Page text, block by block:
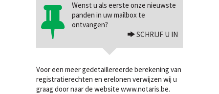
Wenst u als eerste onze nieuwste
panden in uw mailbox te
ontvangen?
SCHRIJF U IN
Voor een meer gedetaillereerde berekening van
registratierechten en erelonen verwijzen wij u
graag door naar de website www.notaris.be.